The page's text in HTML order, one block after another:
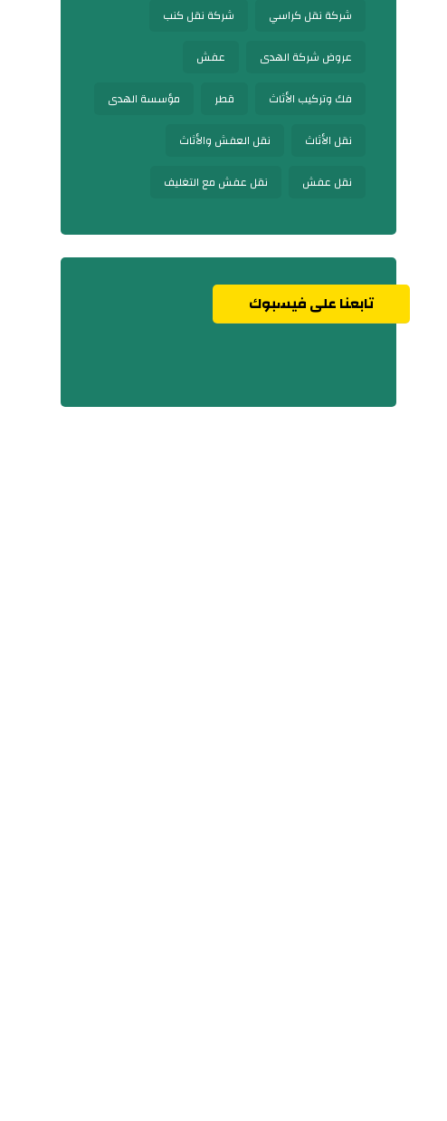
شركة نقل كراسي شركة نقل كنب
عروض شركة الهدى عفش
فك وتركيب الأثاث قطر مؤسسة الهدى
نقل الأثاث نقل العفش والأثاث
نقل عفش نقل عفش مع التغليف
تابعنا على فيسبوك